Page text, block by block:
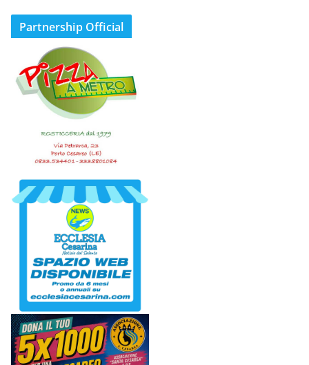
Partnership Official